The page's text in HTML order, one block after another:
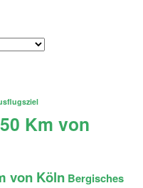
Km von
von Köln Bergisches